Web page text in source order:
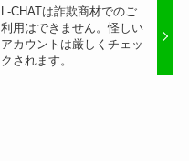
L-CHATは詐欺商材でのご
利用はできません。怪しい
アカウントは厳しくチェッ
クされます。